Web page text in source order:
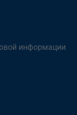
информации